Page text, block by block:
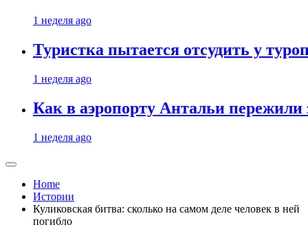
1 неделя ago
Туристка пытается отсудить у
1 неделя ago
Как в аэропорту Антальи
1 неделя ago
Home
Истории
Куликовская битва: сколько на самом деле человек в ней
погибло